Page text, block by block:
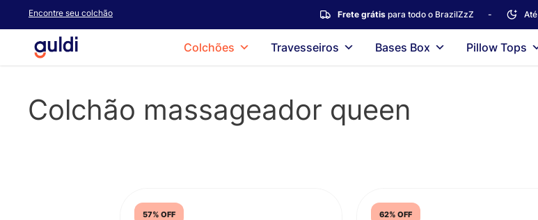
content
Encontre seu colchão Frete grátispara todo o BrazilZzZ - Até
Colchões Travesseiros Bases Box Pillow Tops
Colchão massageador queen
57% OFF 62% OFF